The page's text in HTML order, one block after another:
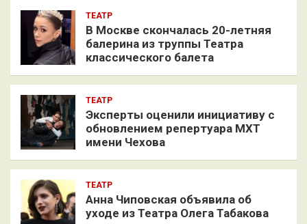
ТЕАТР
В Москве скончалась 20-летняя
балерина из труппы Театра
классического балета
ТЕАТР
Эксперты оценили инициативу с
обновлением репертуара МХТ
имени Чехова
ТЕАТР
Анна Чиповская объявила об
уходе из Театра Олега Табакова